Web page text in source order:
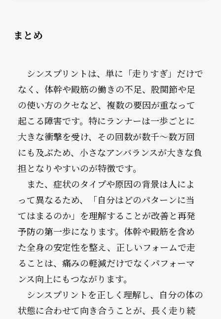
まとめ
シンスプリントは、単に「走りすぎ」だけで
なく、体幹や殿筋の働きの不足、股関節や足
の使い方のクセなど、複数の要因が重なって
起こる障害です。特にランナーは一歩ごとに
大きな衝撃を受け、その回数が数千〜数万回
にも及ぶため、小さなアンバランスが大きな負
担となりやすいのが特徴です。
また、症状のタイプや原因の背景は人によ
って異なるため、「自分はどのパターンに当
てはまるのか」を理解することが改善と再発
予防の第一歩になります。体幹や殿筋を含め
た全身の安定性を整え、正しいフォームで走
ることは、痛みの軽減だけでなくパフォーマ
ンス向上にもつながります。
シンスプリントを正しく理解し、自分の体の
状態に合わせて向き合うことが、長く走り続